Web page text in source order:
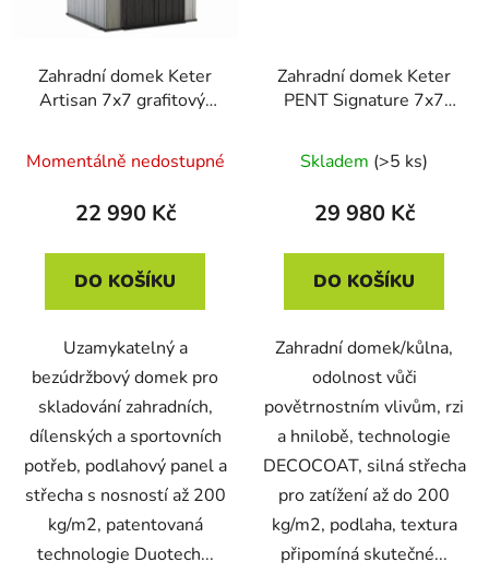
Zahradní domek Keter
Artisan 7x7 grafitový/
Momentálně nedostupné
22 990 Kč
DO KOŠÍKU
Uzamykatelný a
bezúdržbový domek pro
skladování zahradních,
dílenských a sportovních
potřeb, podlahový panel a
střecha s nosností až 200
kg/m2, patentovaná
technologie Duotech...
Zahradní domek Keter
PENT Signature 7x7
Skladem (>5 ks)
29 980 Kč
DO KOŠÍKU
Zahradní domek/kůlna,
odolnost vůči
povětrnostním vlivům, rzi
a hnilobě, technologie
DECOCOAT, silná střecha
pro zatížení až do 200
kg/m2, podlaha, textura
připomíná skutečné...